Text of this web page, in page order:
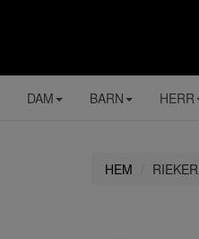
DAM BARN HERR
HEM RIEKER